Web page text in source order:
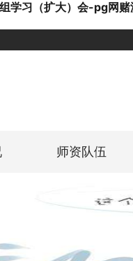
学习（扩大）会-pg网赌
师资队伍